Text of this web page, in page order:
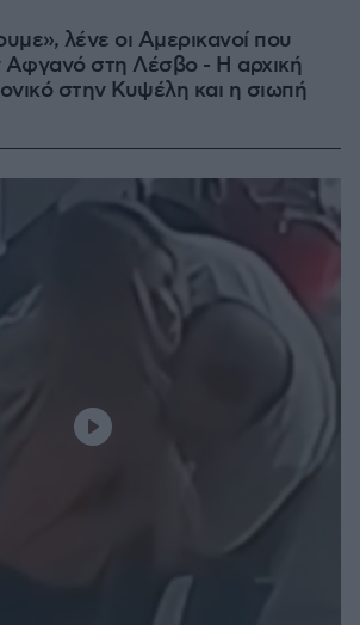
λένε οι Αμερικανοί που
Αφγανό στη Λέσβο - Η αρχική
στην Κυψέλη και η σιωπή